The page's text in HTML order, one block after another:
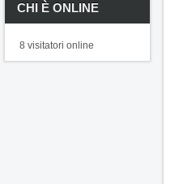
CHI È ONLINE
8 visitatori online